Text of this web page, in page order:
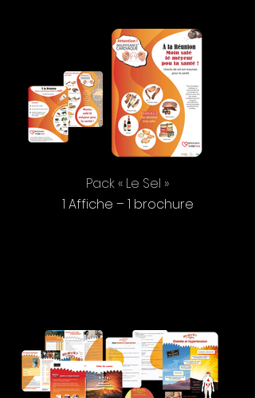
Pack « Le Sel »
1 Affiche – 1 brochure